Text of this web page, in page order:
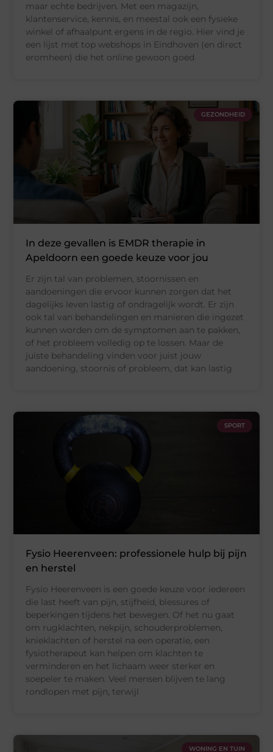
maar echte bedrijven. Met een magazijn,
klantenservice, kennis, en meestal ook een fysieke
winkel of afhaalpunt ergens in de regio. Hier vind je
een lijst met top webshops in Eindhoven (en direct
eromheen) die het online gewoon goed
GEZONDHEID
In deze gevallen is EMDR therapie in
Apeldoorn een goede keuze voor jou
Er zijn tal van problemen, stoornissen en
aandoeningen die ervoor kunnen zorgen dat het
dagelijks leven lastig of ondragelijk wordt. Er zijn
ook tal van behandelingen en manieren die ingezet
kunnen worden om de symptomen aan te pakken,
of het probleem volledig op te lossen. Maar de
juiste behandeling vinden voor juist jouw
aandoening, stoornis of probleem, dat kan lastig
SPORT
Fysio Heerenveen: professionele hulp bij pijn
en herstel
Fysio Heerenveen is een goede keuze voor iedereen
die last heeft van pijn, stijfheid, blessures of
beperkingen tijdens het bewegen. Of het nu gaat
om rugklachten, nekpijn, schouderproblemen,
knieklachten of herstel na een operatie, een
fysiotherapeut kan helpen om klachten te
verminderen en het lichaam weer sterker en
soepeler te maken. Veel mensen blijven te lang
rondlopen met pijn, terwijl
WONING EN TUIN